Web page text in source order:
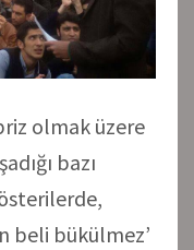
olmak üzere
bazı
beli bükülmez’